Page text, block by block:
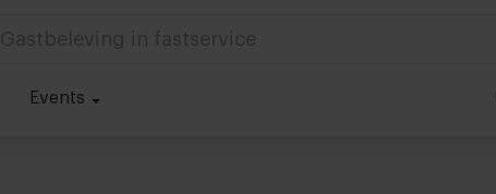
Gastbeleving in fastservice
Events